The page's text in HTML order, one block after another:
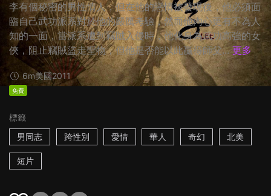
李有個秘密的男性情人，但在他的戀情被發現後，他必須面
臨自己武功派系對於他的嚴厲考驗，然而他內心更有不為人
知的一面，當派系遭到竊賊入侵時，他化身為武功高強的女
俠，阻止竊賊盜走聖物，但他是否能以此贏得師父... 更多
6m美國2011
免費
標籤
男同志
跨性別 愛情 華人 奇幻 北美
短片